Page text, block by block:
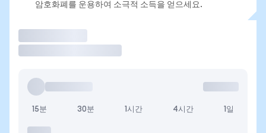
암호화폐를 운용하여 소극적 소득을 얻으세요.
15분 30분 1시간 4시간 1일